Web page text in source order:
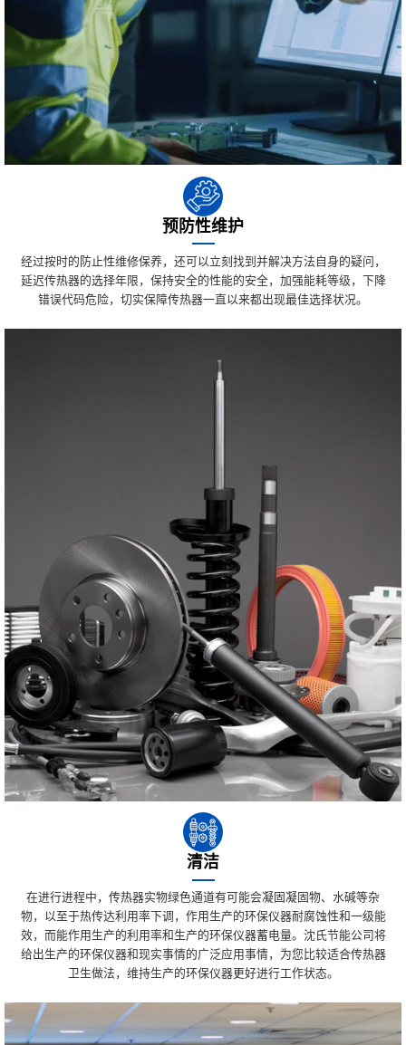
预防性维护
经过按时的防止性维修保养，还可以立刻找到并解决方法自身的疑问，
延迟传热器的选择年限，保持安全的性能的安全，加强能耗等级，下降
错误代码危险，切实保障传热器一直以来都出现最佳选择状况。
清洁
在进行进程中，传热器实物绿色通道有可能会凝固凝固物、水碱等杂
物，以至于热传达利用率下调，作用生产的环保仪器耐腐蚀性和一级能
效，而能作用生产的利用率和生产的环保仪器蓄电量。沈氏节能公司将
给出生产的环保仪器和现实事情的广泛应用事情，为您比较适合传热器
卫生做法，维持生产的环保仪器更好进行工作状态。